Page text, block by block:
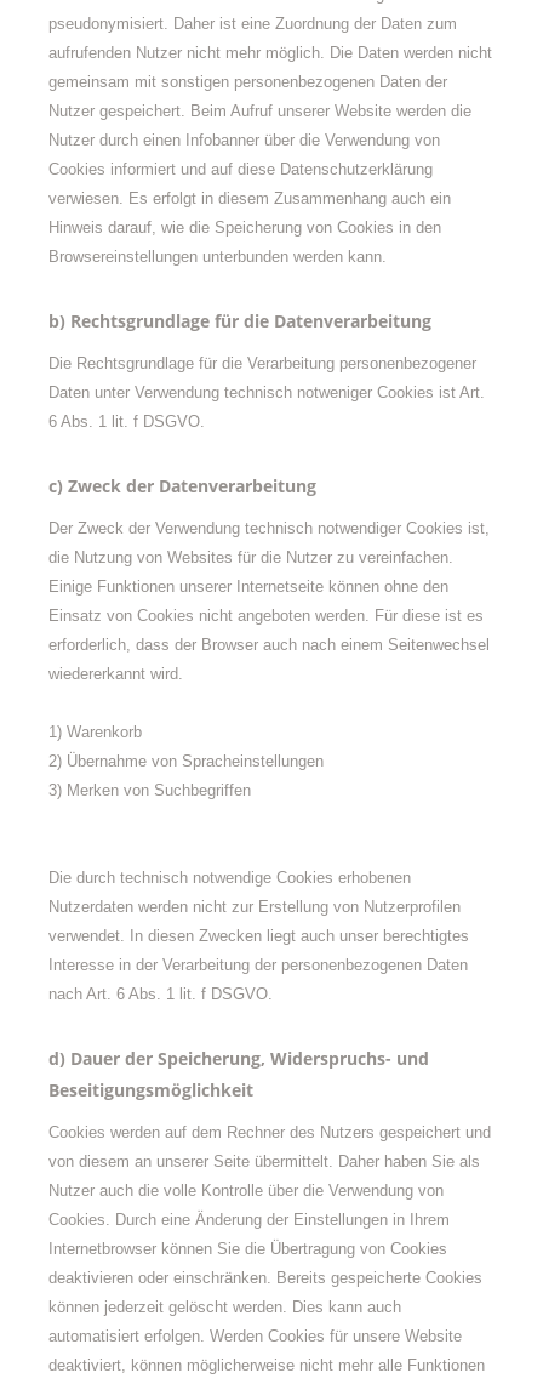
pseudonymisiert. Daher ist eine Zuordnung der Daten zum
aufrufenden Nutzer nicht mehr möglich. Die Daten werden nicht
gemeinsam mit sonstigen personenbezogenen Daten der
Nutzer gespeichert. Beim Aufruf unserer Website werden die
Nutzer durch einen Infobanner über die Verwendung von
Cookies informiert und auf diese Datenschutzerklärung
verwiesen. Es erfolgt in diesem Zusammenhang auch ein
Hinweis darauf, wie die Speicherung von Cookies in den
Browsereinstellungen unterbunden werden kann.
b) Rechtsgrundlage für die Datenverarbeitung
Die Rechtsgrundlage für die Verarbeitung personenbezogener
Daten unter Verwendung technisch notweniger Cookies ist Art.
6 Abs. 1 lit. f DSGVO.
c) Zweck der Datenverarbeitung
Der Zweck der Verwendung technisch notwendiger Cookies ist,
die Nutzung von Websites für die Nutzer zu vereinfachen.
Einige Funktionen unserer Internetseite können ohne den
Einsatz von Cookies nicht angeboten werden. Für diese ist es
erforderlich, dass der Browser auch nach einem Seitenwechsel
wiedererkannt wird.
1) Warenkorb
2) Übernahme von Spracheinstellungen
3) Merken von Suchbegriffen
Die durch technisch notwendige Cookies erhobenen
Nutzerdaten werden nicht zur Erstellung von Nutzerprofilen
verwendet. In diesen Zwecken liegt auch unser berechtigtes
Interesse in der Verarbeitung der personenbezogenen Daten
nach Art. 6 Abs. 1 lit. f DSGVO.
d) Dauer der Speicherung, Widerspruchs- und
Beseitigungsmöglichkeit
Cookies werden auf dem Rechner des Nutzers gespeichert und
von diesem an unserer Seite übermittelt. Daher haben Sie als
Nutzer auch die volle Kontrolle über die Verwendung von
Cookies. Durch eine Änderung der Einstellungen in Ihrem
Internetbrowser können Sie die Übertragung von Cookies
deaktivieren oder einschränken. Bereits gespeicherte Cookies
können jederzeit gelöscht werden. Dies kann auch
automatisiert erfolgen. Werden Cookies für unsere Website
deaktiviert, können möglicherweise nicht mehr alle Funktionen